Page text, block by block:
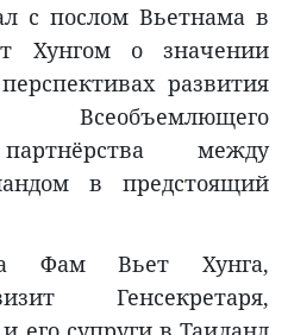
с послом Вьетнама в
Хунгом о значении
развития
партнёрства между
в предстоящий
Фам Вьет Хунга,
Генсекретаря,